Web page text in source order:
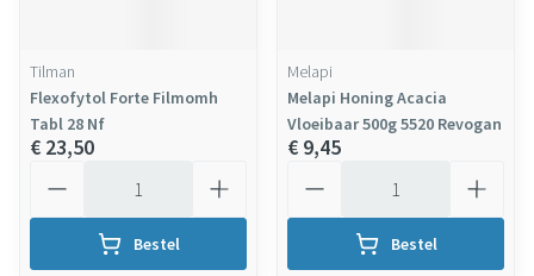
Tilman
Flexofytol Forte Filmomh
Tabl 28 Nf
€ 23,50
Bestel
Melapi
Melapi Honing Acacia
Vloeibaar 500g 5520 Revogan
€ 9,45
Bestel